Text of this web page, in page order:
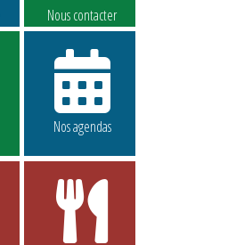
Nous contacter
Nos agendas